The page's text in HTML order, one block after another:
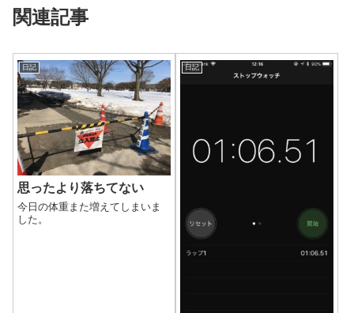
関連記事
日記
思ったより落ちてない
今日の体重また増えてしまいま
した。
日記